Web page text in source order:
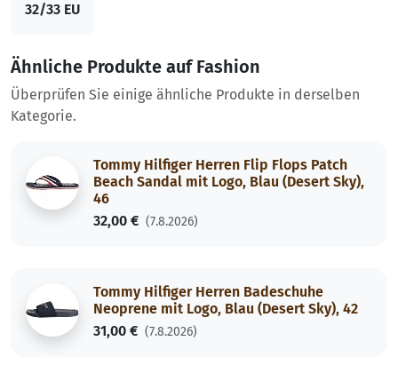
32/33 EU
Ähnliche Produkte auf Fashion
Überprüfen Sie einige ähnliche Produkte in derselben
Kategorie.
Tommy Hilfiger Herren Flip Flops Patch
Beach Sandal mit Logo, Blau (Desert Sky),
46
32,00 € (7.8.2026)
Tommy Hilfiger Herren Badeschuhe
Neoprene mit Logo, Blau (Desert Sky), 42
31,00 € (7.8.2026)